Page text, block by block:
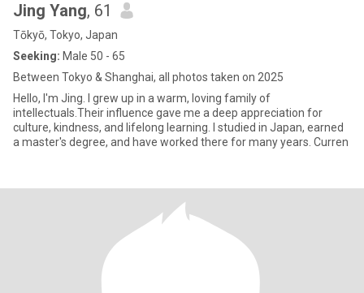
Jing Yang, 61
Tōkyō, Tokyo, Japan
Seeking: Male 50 - 65
Between Tokyo & Shanghai, all photos taken on 2025
Hello, I'm Jing. I grew up in a warm, loving family of
intellectuals.Their influence gave me a deep appreciation for
culture, kindness, and lifelong learning. I studied in Japan, earned
a master's degree, and have worked there for many years. Curren